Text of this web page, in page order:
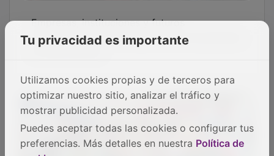
en Marchamalo
Tu privacidad es importante
Utilizamos cookies propias y de terceros para
optimizar nuestro sitio, analizar el tráfico y
mostrar publicidad personalizada.
Puedes aceptar todas las cookies o configurar tus
preferencias. Más detalles en nuestra Política de